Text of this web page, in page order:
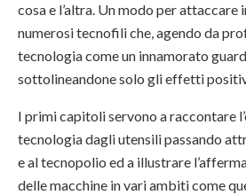
cosa e l’altra. Un modo per attaccare
numerosi tecnofili che, agendo da
tecnologia come un innamorato
sottolineandone solo gli effetti
I primi capitoli servono a raccontare
tecnologia dagli utensili passando
e al tecnopolio ed a illustrare
delle macchine in vari ambiti come